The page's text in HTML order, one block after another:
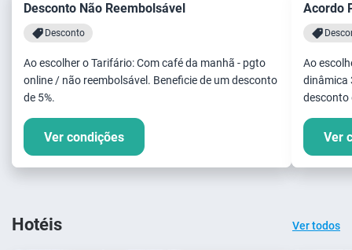
Desconto Não Reembolsável
Desconto
Ao escolher o Tarifário: Com café da manhã - pgto
online / não reembolsável. Beneficie de um desconto
de 5%.
Ver condições
Acordo
Ao
dinâmica
desconto
Ver
Hotéis Ver todos